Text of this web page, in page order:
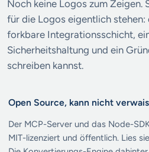
Noch keine Logos zum Zeigen.
für die Logos eigentlich stehen:
forkbare Integrationsschicht,
Sicherheitshaltung und ein
schreiben kannst.
Open Source, kann nicht
Der MCP-Server und das Node-
MIT-lizenziert und öffentlich. Lies